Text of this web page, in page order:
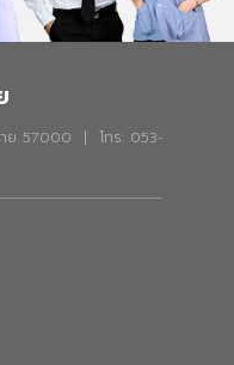
าย 57000 | โทร: 053-